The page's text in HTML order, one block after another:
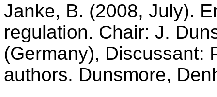
Janke, B. (2008, July).
regulation. Chair: J.
(Germany), Discussant:
authors. Dunsmore,